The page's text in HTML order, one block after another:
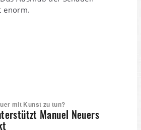
enorm.
mit Kunst zu tun?
Manuel Neuers